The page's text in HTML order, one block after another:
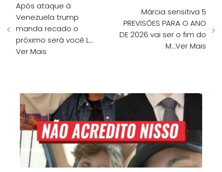
Após ataque à
Venezuela trump
manda recado o
próximo será você L…
Ver Mais
Márcia sensitiva 5
PREVISÕES PARA O ANO
DE 2026 vai ser o fim do
M…Ver Mais